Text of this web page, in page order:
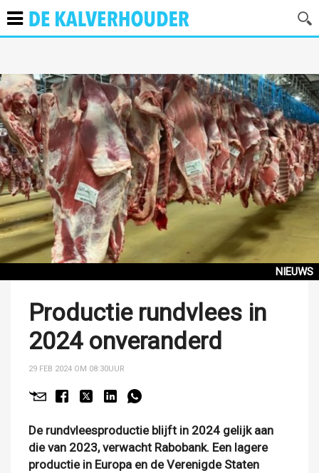
NIEUWS
Productie rundvlees in
2024 onveranderd
29 FEB 2024 OM 08:30UUR
De rundvleesproductie blijft in 2024 gelijk aan
die van 2023, verwacht Rabobank. Een lagere
productie in Europa en de Verenigde Staten